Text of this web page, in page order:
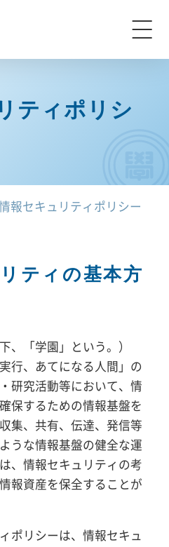
ティポリシ
報セキュリティポリシー
ティの基本方
、「学園」という。）
行、あてになる人間」の
研究活動等において、情
保するための情報基盤を
集、共有、伝達、発信等
うな情報基盤の健全な運
、情報セキュリティの考
報資産を保全することが
ポリシーは、情報セキュ